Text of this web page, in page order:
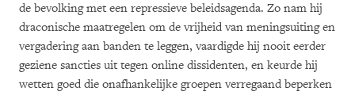
de bevolking met een repressieve beleidsagenda. Zo nam hij
draconische maatregelen om de vrijheid van meningsuiting en
vergadering aan banden te leggen, vaardigde hij nooit eerder
geziene sancties uit tegen online dissidenten, en keurde hij
wetten goed die onafhankelijke groepen verregaand beperken